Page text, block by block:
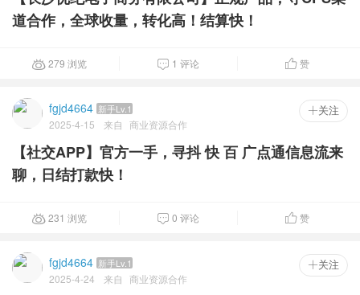
道合作，全球收量，转化高！结算快！
279 浏览  1 评论 赞
fgjd4664 新手Lv.1
2025-4-15 来自 商业资源合作
 关注
【社交APP】官方一手，寻抖 快 百 广点通信息流来
聊，日结打款快！
231 浏览  0 评论 赞
fgjd4664 新手Lv.1
2025-4-24 来自 商业资源合作
 关注